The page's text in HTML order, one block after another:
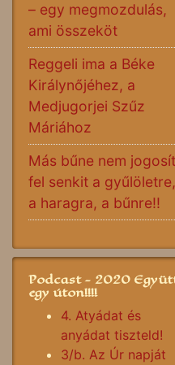
– egy megmozdulás,
ami összeköt
Reggeli ima a Béke
Királynőjéhez, a
Medjugorjei Szűz
Máriához
Más bűne nem jogosít
fel senkit a gyűlöletre,
a haragra, a bűnre!!
Podcast - 2020
egy úton!!!!
4. Atyádat és
anyádat tiszteld!
3/b. Az Úr napját